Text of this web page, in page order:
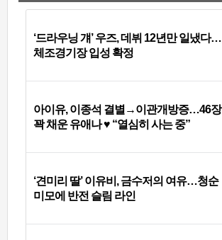
‘드라우닝 걔’ 우즈, 데뷔 12년만 일냈다…
체조경기장 입성 확정
아이유, 이종석 결별→이관개방증…46장
꽉 채운 유애나 ♥ “열심히 사는 중”
‘견미리 딸’ 이유비, 금수저의 여유…청순
미모에 반전 슬림 라인